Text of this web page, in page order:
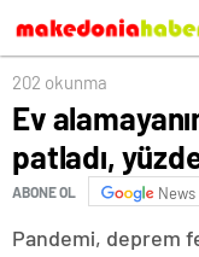
202 okunma
Ev
patladı,
ABONE OL News
Pandemi, deprem